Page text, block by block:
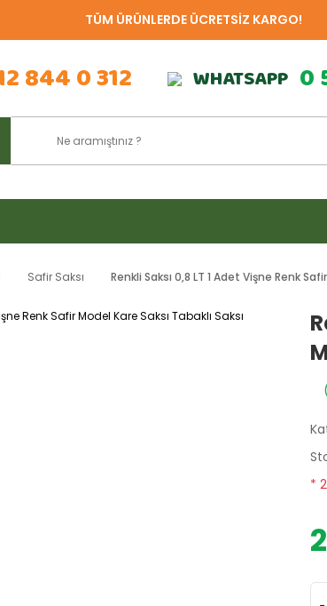
TÜM ÜRÜNLERDE ÜCRETSİZ KARGO!
844 0 312 WHATSAPP 0
Safir Saksı Renkli Saksı 0,8 LT 1 Adet Vişne Renk
*